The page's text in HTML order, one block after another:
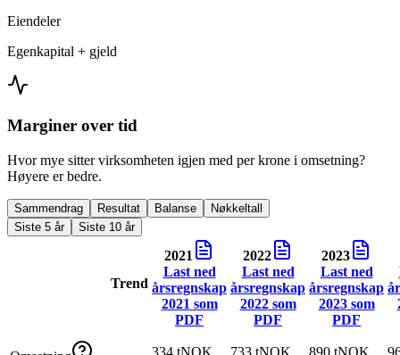
Eiendeler
Egenkapital + gjeld
Marginer over tid
Hvor mye sitter virksomheten igjen med per krone i omsetning?
Høyere er bedre.
Sammendrag Resultat Balanse
Nøkkeltall
Siste 5 år
Siste 10 år
Trend
2021
Last ned
årsregnskap
2021 som
PDF
2022
Last ned
årsregnskap
2022som
PDF
2023
Last ned
årsregnskap
2023som
PDF
334 tNOK 733 tNOK 890 tNOK